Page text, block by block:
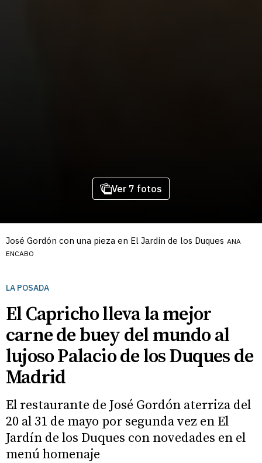
Ver 7 fotos
José Gordón con una pieza en El Jardín de los Duques ANA
ENCABO
LA POSADA
El Capricho lleva la mejor
carne de buey del mundo al
lujoso Palacio de los Duques de
Madrid
El restaurante de José Gordón aterriza del
20 al 31 de mayo por segunda vez en El
Jardín de los Duques con novedades en el
menú homenaje